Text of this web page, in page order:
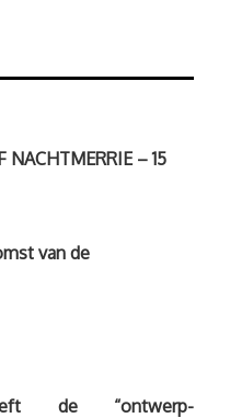
– 15
van de
de “ontwerp-